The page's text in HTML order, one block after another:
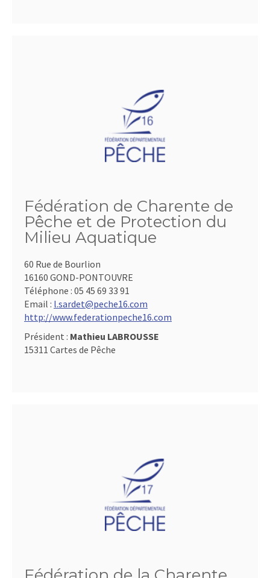
Fédération de Charente de
Pêche et de Protection du
Milieu Aquatique
60 Rue de Bourlion
16160 GOND-PONTOUVRE
Téléphone : 05 45 69 33 91
Email : l.sardet@peche16.com
http://www.federationpeche16.com
Président : Mathieu LABROUSSE
15311 Cartes de Pêche